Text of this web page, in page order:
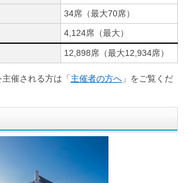
34席（最大70席）
4,124席（最大）
12,898席（最大12,934席）
主催される方は「主催者の方へ 」をご覧くだ